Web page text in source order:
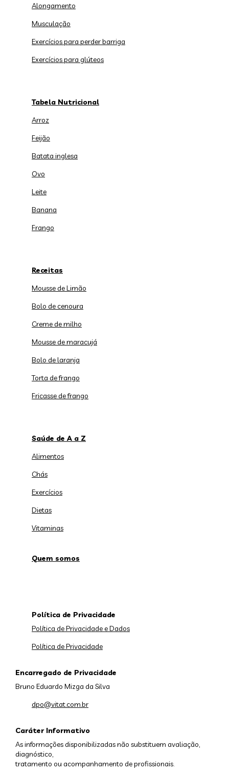
Alongamento
Musculação
Exercícios para perder barriga
Exercícios para glúteos
Tabela Nutricional
Arroz
Feijão
Batata inglesa
Ovo
Leite
Banana
Frango
Receitas
Mousse de Limão
Bolo de cenoura
Creme de milho
Mousse de maracujá
Bolo de laranja
Torta de frango
Fricasse de frango
Saúde de A a Z
Alimentos
Chás
Exercícios
Dietas
Vitaminas
Quem somos
Caráter Informativo
As informações disponibilizadas não substituem avaliação,
diagnóstico,
tratamento ou acompanhamento de profissionais.
Política de Privacidade
Política de Privacidade e Dados
Política de Privacidade
Encarregado de Privacidade
Bruno Eduardo Mizga da Silva
dpo@vitat.com.br